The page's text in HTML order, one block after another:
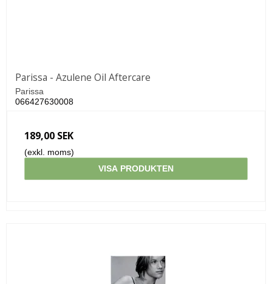
Parissa - Azulene Oil Aftercare
Parissa
066427630008
189,00 SEK
(exkl. moms)
VISA PRODUKTEN